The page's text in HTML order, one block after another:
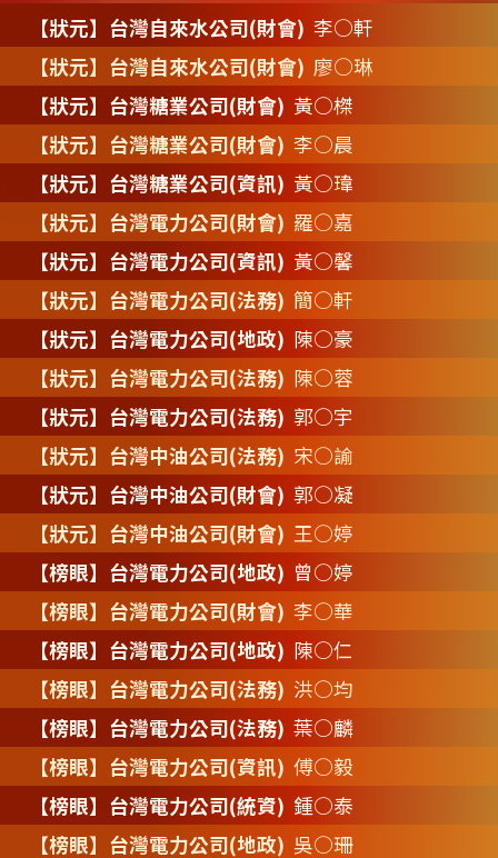
【狀元】台灣自來水公司(財會) 李○軒
【狀元】台灣自來水公司(財會) 廖○琳
【狀元】台灣糖業公司(財會) 黃○榤
【狀元】台灣糖業公司(財會) 李○晨
【狀元】台灣糖業公司(資訊) 黃○瑋
【狀元】台灣電力公司(財會) 羅○嘉
【狀元】台灣電力公司(資訊) 黃○馨
【狀元】台灣電力公司(法務) 簡○軒
【狀元】台灣電力公司(地政) 陳○豪
【狀元】台灣電力公司(法務) 陳○蓉
【狀元】台灣電力公司(法務) 郭○宇
【狀元】台灣中油公司(法務) 宋○諭
【狀元】台灣中油公司(財會) 郭○凝
【狀元】台灣中油公司(財會) 王○婷
【榜眼】台灣電力公司(地政) 曾○婷
【榜眼】台灣電力公司(財會) 李○華
【榜眼】台灣電力公司(地政) 陳○仁
【榜眼】台灣電力公司(法務) 洪○均
【榜眼】台灣電力公司(法務) 葉○麟
【榜眼】台灣電力公司(資訊) 傅○毅
【榜眼】台灣電力公司(統資) 鍾○泰
【榜眼】台灣電力公司(地政) 吳○珊